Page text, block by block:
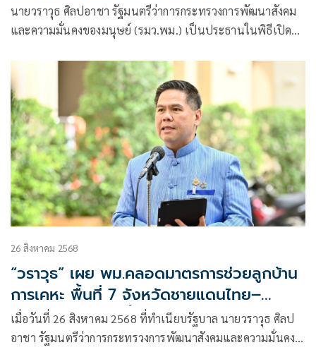
ศรีสุพรรณ
นายวราวุธ ศิลปอาชา รัฐมนตรีว่าการกระทรวงการพัฒนาสังคม
และความมั่นคงของมนุษย์ (รมว.พม.) เป็นประธานในพิธีเปิด
วันเยาวชนแห่งชาติ ประจำปี 2568 “4 ทศวรรษ ร่วมแรงแข็ง
ขัน ช่วยกันพัฒนา ใฝ่หาสันติ”
26 สิงหาคม 2568
“วราวุธ” เผย พม.คลอดมาตรการช่วยลูกบ้าน
การเคหะ พื้นที่ 7 จังหวัดชายแดนไทย–
กัมพูชา พักชำระหนี้-เว้นค่าเช่า
เมื่อวันที่ 26 สิงหาคม 2568 ที่ทำเนียบรัฐบาล นายวราวุธ ศิลป
อาชา รัฐมนตรีว่าการกระทรวงการพัฒนาสังคมและความมั่นคง